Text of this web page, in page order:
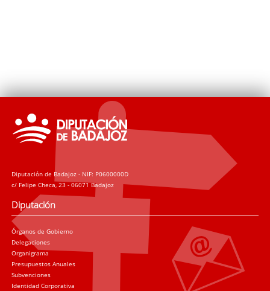
Diputación de Badajoz - NIF: P0600000D
c/ Felipe Checa, 23 - 06071 Badajoz
Diputación
Órganos de Gobierno
Delegaciones
Organigrama
Presupuestos Anuales
Subvenciones
Identidad Corporativa